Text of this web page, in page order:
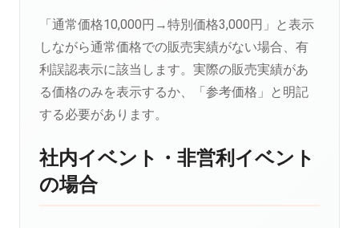
「通常価格10,000円→特別価格3,000円」と表示
しながら通常価格での販売実績がない場合、有
利誤認表示に該当します。実際の販売実績があ
る価格のみを表示するか、「参考価格」と明記
する必要があります。
社内イベント・非営利イベント
の場合